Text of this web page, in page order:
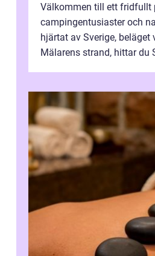
Välkommen till ett fridfullt
campingentusiaster och
hjärtat av Sverige, beläget
Mälarens strand, hittar du